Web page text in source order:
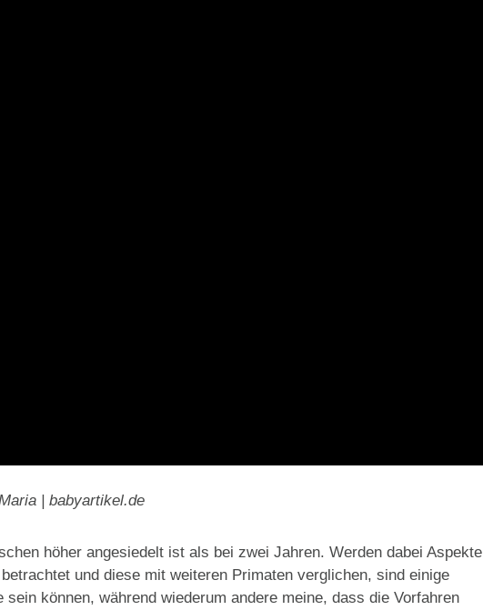
| babyartikel.de
höher angesiedelt ist als bei zwei Jahren. Werden dabei Aspekte
und diese mit weiteren Primaten verglichen, sind einige
können, während wiederum andere meine, dass die Vorfahren